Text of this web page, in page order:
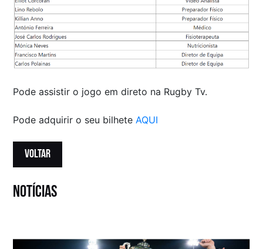
Pode assistir o jogo em direto na Rugby Tv.
Pode adquirir o seu bilheteAQUI
VOLTAR
notícias